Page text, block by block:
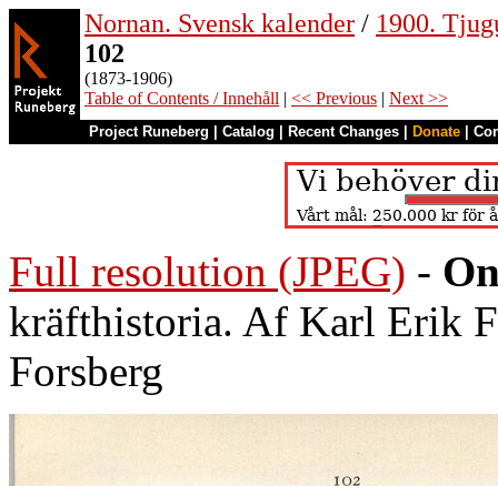
Nornan. Svensk kalender / 1900.
102
(1873-1906)
Table of Contents / Innehåll | << Previous | Next >>
Project Runeberg Catalog Recent Changes Donate
Full resolution (JPEG) -
kräfthistoria. Af Karl Erik
Forsberg